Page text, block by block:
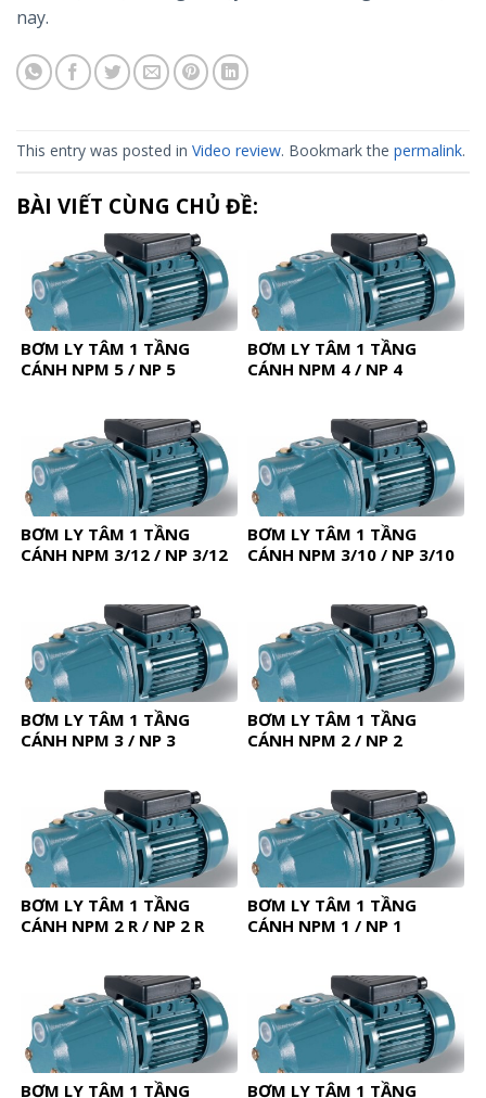
nay.
This entry was posted in Video review. Bookmark the permalink.
BÀI VIẾT CÙNG CHỦ ĐỀ:
BƠM LY TÂM 1 TẦNG
CÁNH NPM 5 / NP 5
BƠM LY TÂM 1 TẦNG
CÁNH NPM 4 / NP 4
BƠM LY TÂM 1 TẦNG
CÁNH NPM 3/12 / NP 3/12
BƠM LY TÂM 1 TẦNG
CÁNH NPM 3/10 / NP 3/10
BƠM LY TÂM 1 TẦNG
CÁNH NPM 3 / NP 3
BƠM LY TÂM 1 TẦNG
CÁNH NPM 2 / NP 2
BƠM LY TÂM 1 TẦNG
CÁNH NPM 2 R / NP 2 R
BƠM LY TÂM 1 TẦNG
CÁNH NPM 1 / NP 1
BƠM LY TÂM 1 TẦNG BƠM LY TÂM 1 TẦNG